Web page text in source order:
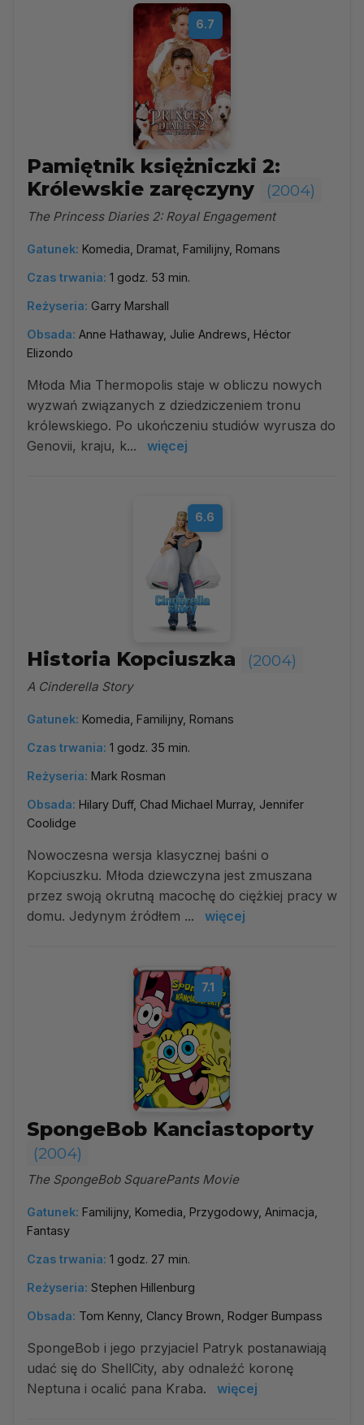
6.7
Pamiętnik księżniczki 2:
Królewskie zaręczyny
(2004)
The Princess Diaries 2: Royal Engagement
Gatunek: Komedia, Dramat, Familijny, Romans
Czas trwania: 1 godz. 53 min.
Reżyseria: Garry Marshall
Obsada: Anne Hathaway, Julie Andrews, Héctor
Elizondo
Młoda Mia Thermopolis staje w obliczu nowych
wyzwań związanych z dziedziczeniem tronu
królewskiego. Po ukończeniu studiów wyrusza do
Genovii, kraju, k...
więcej
6.6
Historia Kopciuszka (2004)
A Cinderella Story
Gatunek: Komedia, Familijny, Romans
Czas trwania: 1 godz. 35 min.
Reżyseria: Mark Rosman
Obsada: Hilary Duff, Chad Michael Murray, Jennifer
Coolidge
Nowoczesna wersja klasycznej baśni o
Kopciuszku. Młoda dziewczyna jest zmuszana
przez swoją okrutną macochę do ciężkiej pracy w
domu. Jedynym źródłem ...
więcej
7.1
SpongeBob Kanciastoporty
(2004)
The SpongeBob SquarePants Movie
Gatunek: Familijny, Komedia, Przygodowy, Animacja,
Fantasy
Czas trwania: 1 godz. 27 min.
Reżyseria: Stephen Hillenburg
Obsada: Tom Kenny, Clancy Brown, Rodger Bumpass
SpongeBob i jego przyjaciel Patryk postanawiają
udać się do ShellCity, aby odnaleźć koronę
Neptuna i ocalić pana Kraba.
więcej